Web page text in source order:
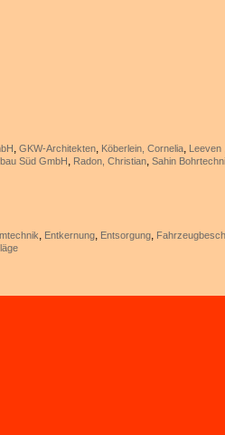
,GKW-Architekten, Köberlein, Cornelia, Leeven
Süd GmbH, Radon, Christian,Sahin
, Entkernung, Entsorgung,